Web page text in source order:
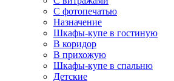
С фотопечатью
Назначение
Шкафы-купе в гостиную
В коридор
В прихожую
Шкафы-купе в спальню
Детские